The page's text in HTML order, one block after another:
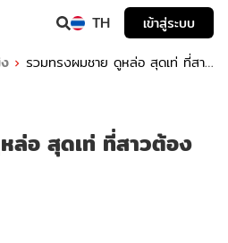
TH
เข้าสู่ระบบ
รวมทรงผมชาย​ ดูหล่อ​ สุดเท่ ที่สาว​
ล่อ​ สุดเท่ ที่สาว​ต้อง